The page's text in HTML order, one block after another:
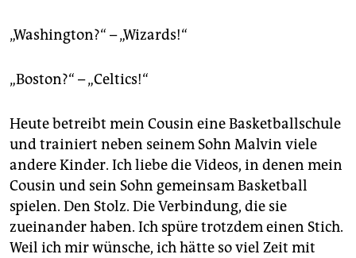
„Washington?“ – „Wizards!“
„Boston?“ – „Celtics!“
Heute betreibt mein Cousin eine Basketballschule
und trainiert neben seinem Sohn Malvin viele
andere Kinder. Ich liebe die Videos, in denen mein
Cousin und sein Sohn gemeinsam Basketball
spielen. Den Stolz. Die Verbindung, die sie
zueinander haben. Ich spüre trotzdem einen Stich.
Weil ich mir wünsche, ich hätte so viel Zeit mit